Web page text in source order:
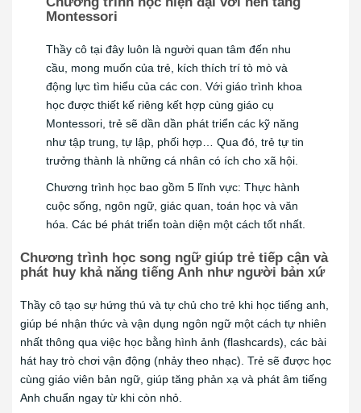
Montessori
Thầy cô tại đây luôn là người quan tâm đến nhu
cầu, mong muốn của trẻ, kích thích trí tò mò và
động lực tìm hiểu của các con. Với giáo trình khoa
học được thiết kế riêng kết hợp cùng giáo cụ
Montessori, trẻ sẽ dần dần phát triển các kỹ năng
như tập trung, tự lập, phối hợp… Qua đó, trẻ tự tin
trưởng thành là những cá nhân có ích cho xã hội.
Chương trình học bao gồm 5 lĩnh vực: Thực hành
cuộc sống, ngôn ngữ, giác quan, toán học và văn
hóa. Các bé phát triển toàn diện một cách tốt nhất.
Chương trình học song ngữ giúp trẻ tiếp cận và
phát huy khả năng tiếng Anh như người bản xứ
Thầy cô tạo sự hứng thú và tự chủ cho trẻ khi học tiếng anh,
giúp bé nhận thức và vận dụng ngôn ngữ một cách tự nhiên
nhất thông qua việc học bằng hình ảnh (flashcards), các bài
hát hay trò chơi vận động (nhảy theo nhạc). Trẻ sẽ được học
cùng giáo viên bản ngữ, giúp tăng phản xạ và phát âm tiếng
Anh chuẩn ngay từ khi còn nhỏ.